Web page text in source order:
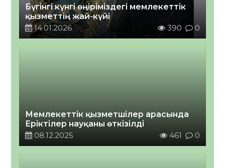
Бүгінгі күнгі өңіріміздегі мемлекеттік
қызметтің жай-күйі
14.01.2026
390 0
Мемлекеттік қызметшілер арасында
Еріктілер науқаны өткізілді
08.12.2025
461 0